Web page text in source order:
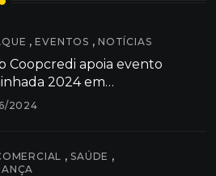
,EVENTOS ,NOTÍCIAS
Coopcredi apoia evento
2024 em
Indaiá
2024
,SAÚDE ,